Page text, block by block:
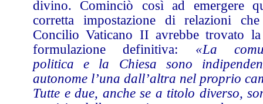
divino. Cominciò così ad emergere
corretta impostazione di relazioni
Concilio Vaticano II avrebbe trovato la
formulazione definitiva: «La
politica e la Chiesa sono
autonome l’una dall’altra nel proprio
Tutte e due, anche se a titolo diverso,